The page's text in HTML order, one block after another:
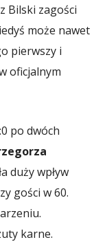
Bilski zagości
może nawet
pierwszy i
oficjalnym
po dwóch
duży wpływ
gości w 60.
karne.